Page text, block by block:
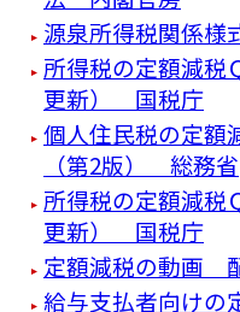
源泉所得税関係
所得税の定額減
更新） 国税庁
個人住民税の定額
（第2版） 総務省
所得税の定額減
更新） 国税庁
定額減税の動画
給与支払者向けの